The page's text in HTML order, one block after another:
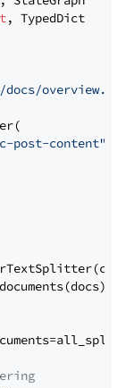
, TypedDict
overview.md"
post-content"